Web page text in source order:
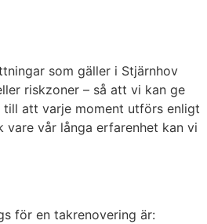
som gäller i Stjärnhov
riskzoner – så att vi kan ge
att varje moment utförs enligt
vare vår långa erfarenhet kan vi
för en takrenovering är: